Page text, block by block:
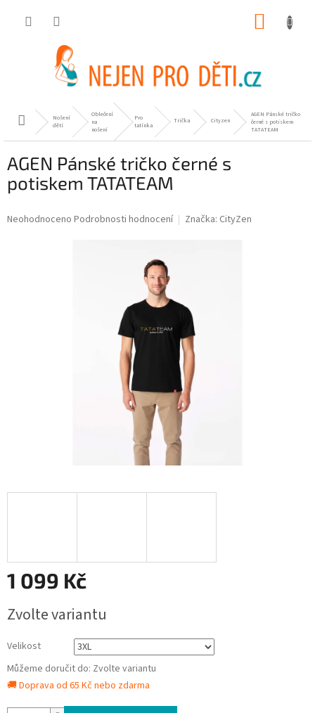
Domů
Nošení
dětí
Oblečení
na
nošení
Pro
tatínka
Trička Cityzen
AGEN Pánské tričko
černé s potiskem
TATATEAM
AGEN Pánské tričko černé s
potiskem TATATEAM
Průměrné
Neohodnoceno Podrobnosti hodnocení Značka: CityZen
1 099 Kč
cena:
Zvolte variantu
Velikost
Můžeme doručit do: Zvolte variantu
🚚 Doprava od 65 Kč nebo zdarma